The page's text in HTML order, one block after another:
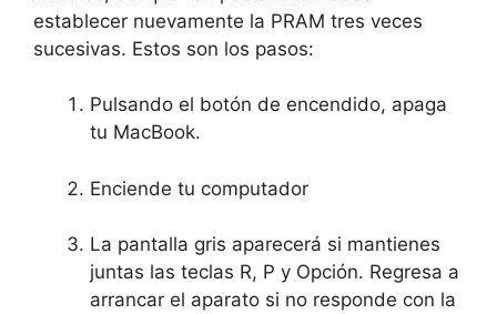
establecer nuevamente la PRAM tres veces
sucesivas. Estos son los pasos:
Pulsando el botón de encendido, apaga
tu MacBook.
Enciende tu computador
La pantalla gris aparecerá si mantienes
juntas las teclas R, P y Opción. Regresa a
arrancar el aparato si no responde con la